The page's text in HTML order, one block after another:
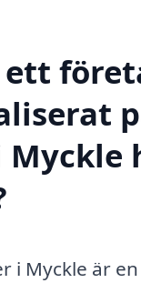
i Myckle är